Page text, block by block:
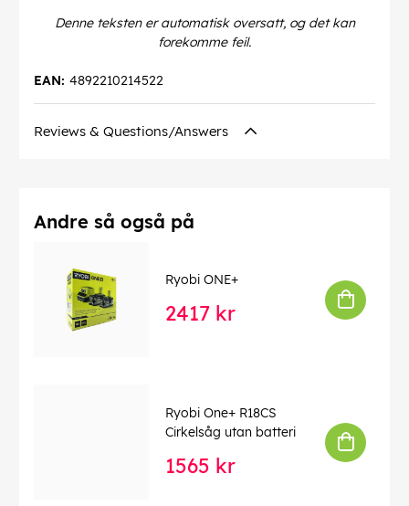
Denne teksten er automatisk oversatt, og det kan
forekomme feil.
4892210214522
EAN:
Reviews & Questions/Answers
Andre så også på
Ryobi ONE+
2417 kr
Ryobi One+ R18CS
Cirkelsåg utan batteri
1565 kr